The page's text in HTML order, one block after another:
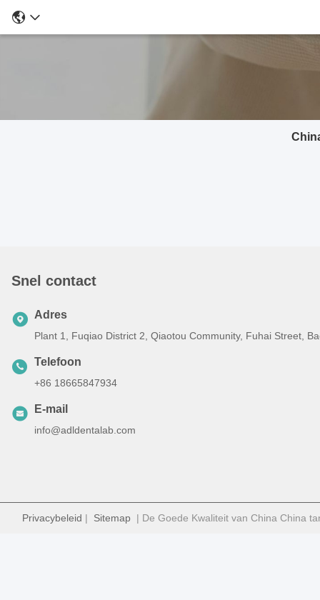
Snel contact
Adres
Plant 1, Fuqiao District 2, Qiaotou Community, Fuhai Street,
Telefoon
+86 18665847934
E-mail
info@adldentalab.com
Privacybeleid | Sitemap | De Goede Kwaliteit van China China